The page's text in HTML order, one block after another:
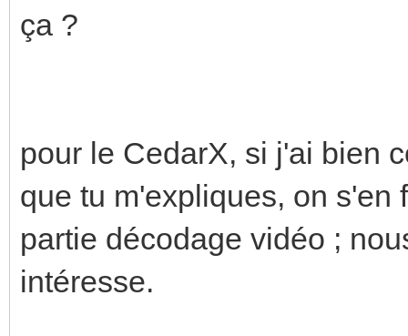
ça ?
pour le CedarX, si j'ai bien
que tu m'expliques, on s'en
partie décodage vidéo ;
intéresse.